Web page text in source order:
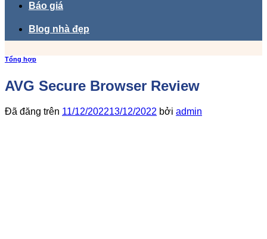
Báo giá
Blog nhà đẹp
Tổng hợp
AVG Secure Browser Review
Đã đăng trên 11/12/202213/12/2022 bởi admin